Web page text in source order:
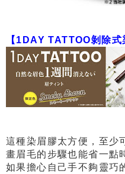
【1DAY TATTOO剝除式
這種染眉膠太方便，至少
畫眉毛的步驟也能省一點
如果擔心自己手不夠靈巧